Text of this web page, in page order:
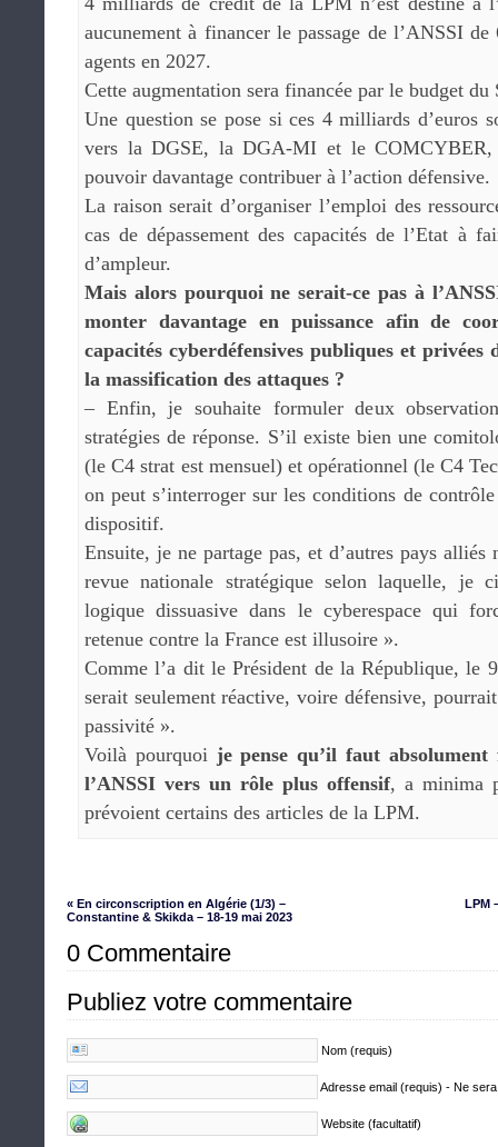
aucunement à financer le passage de l’ANSSI
agents en 2027.
Cette augmentation sera financée par le budget du
Une question se pose si ces 4 milliards d’euros
vers la DGSE, la DGA-MI et le
pouvoir davantage contribuer à l’action défensive.
La raison serait d’organiser l’emploi des
cas de dépassement des capacités de l’Etat à
d’ampleur.
Mais alors pourquoi ne serait-ce pas à
monter davantage en puissance afin de
capacités cyberdéfensives publiques et
la massification des attaques ?
– Enfin, je souhaite formuler deux
stratégies de réponse. S’il existe bien une
(le C4 strat est mensuel) et opérationnel (le C4
on peut s’interroger sur les conditions de
dispositif.
Ensuite, je ne partage pas, et d’autres pays
revue nationale stratégique selon laquelle, je
logique dissuasive dans le cyberespace qui
retenue contre la France est illusoire ».
Comme l’a dit le Président de la République, le
serait seulement réactive, voire défensive,
passivité ».
Voilà pourquoi je pense qu’il faut
l’ANSSI vers un rôle plus offensif, a minima
prévoient certains des articles de la LPM.
« En circonscription en Algérie (1/3) –
Constantine & Skikda – 18-19 mai 2023
LPM
0 Commentaire
Publiez votre commentaire
Nom (requis)
Adresse email (requis) - Ne
Website (facultatif)